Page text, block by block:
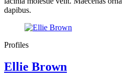
dapibus.
Profiles
Ellie Brown